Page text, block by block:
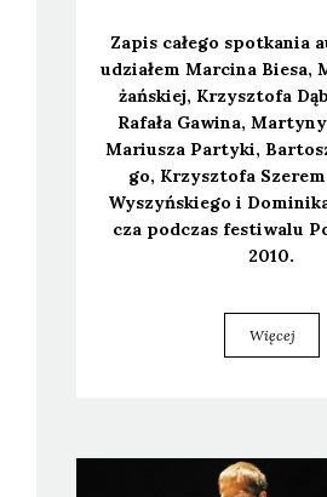
Zapis całe­go spo­tka­nia
udzia­łem Mar­ci­na
żań­skiej, Krzysz­to­fa
Rafa­ła Gawi­na,
Mariu­sza Par­ty­ki,
go, Krzysz­to­fa
Wyszyń­skie­go i
cza pod­czas festi­wa­lu
2010.
Więcej